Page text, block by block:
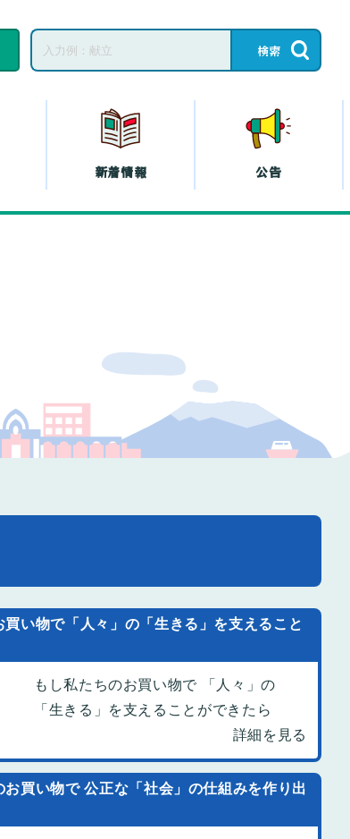
新着情報 公告
買い物で「人々」の「生きる」を支えること
もし私たちのお買い物で 「人々」の
「生きる」を支えることができたら
詳細を見る
お買い物で 公正な「社会」の仕組みを作り出